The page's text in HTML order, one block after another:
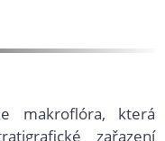
makroflóra, která
zařazení